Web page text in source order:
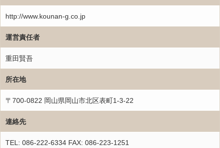
http://www.kounan-g.co.jp
運営責任者
重田賢吾
所在地
〒700-0822 岡山県岡山市北区表町1-3-22
連絡先
TEL: 086-222-6334 FAX: 086-223-1251